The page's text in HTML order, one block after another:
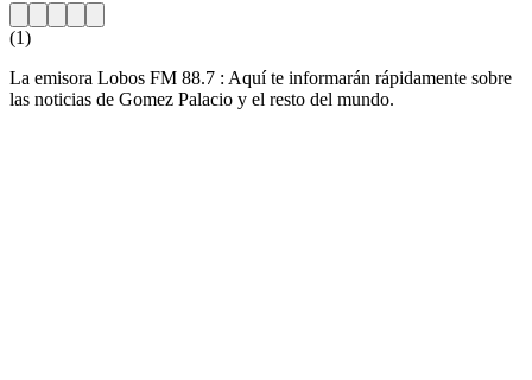
(1)
La emisora Lobos FM 88.7 : Aquí te informarán rápidamente sobre
las noticias de Gomez Palacio y el resto del mundo.